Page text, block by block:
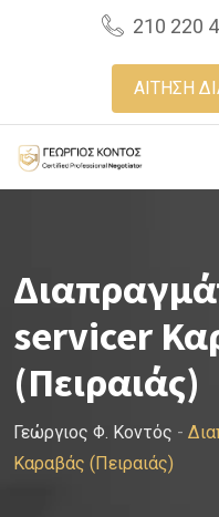
210 220
ΑΙΤΗΣΗ
servicer
(Πειραιάς)
Γεώργιος Φ. Κοντός -
Καραβάς (Πειραιάς)